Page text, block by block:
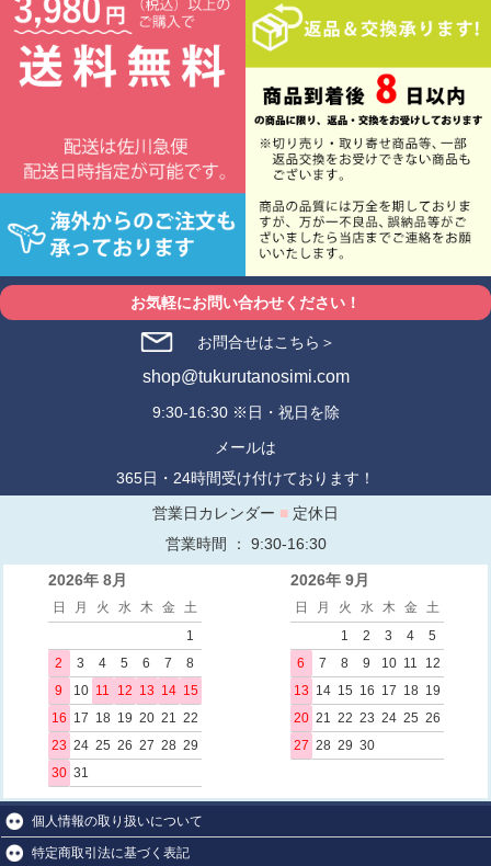
お気軽にお問い合わせください！
お問合せはこちら＞
shop@tukurutanosimi.com
9:30-16:30 ※日・祝日を除
メールは
365日・24時間受け付けております！
営業日カレンダー ■ 定休日
営業時間 ： 9:30-16:30
2026年 8月
日 月 火 水 木 金
土
1
2
3 4 5 6 7
8
9
10 11 12 13 14 15
16 17 18 19 20 21 22
23 24 25 26 27 28 29
30 31
2026年 9月
日 月 火 水 木 金
土
1
2 3 4
5
6
7 8 9 10 11
12
13 14 15 16 17 18 19
20 21 22 23 24 25 26
27 28 29 30
個人情報の取り扱いについて
特定商取引法に基づく表記